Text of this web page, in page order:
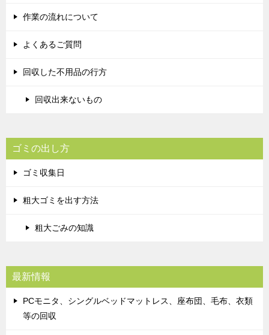
作業の流れについて
よくあるご質問
回収した不用品の行方
回収出来ないもの
ゴミの出し方
ゴミ収集日
粗大ゴミを出す方法
粗大ごみの知識
最新情報
PCモニタ、シングルベッドマットレス、座布団、毛布、衣類
等の回収